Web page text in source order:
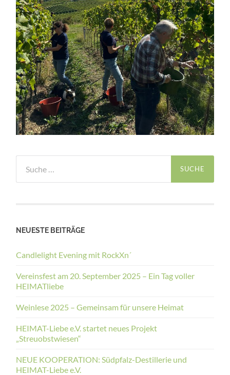
nach:
NEUESTE BEITRÄGE
Candlelight Evening mit RockXn´
Vereinsfest am 20. September 2025 – Ein Tag voller
HEIMATliebe
Weinlese 2025 – Gemeinsam für unsere Heimat
HEIMAT-Liebe e.V. startet neues Projekt
„Streuobstwiesen“
NEUE KOOPERATION: Südpfalz-Destillerie und
HEIMAT-Liebe e.V.